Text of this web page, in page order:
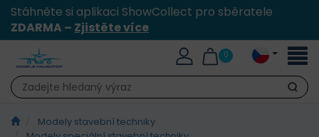
Stáhněte si aplikaci ShowCollect pro sběratele
ZDARMA – Zjistěte více
0
Hledat
Modely stavební techniky